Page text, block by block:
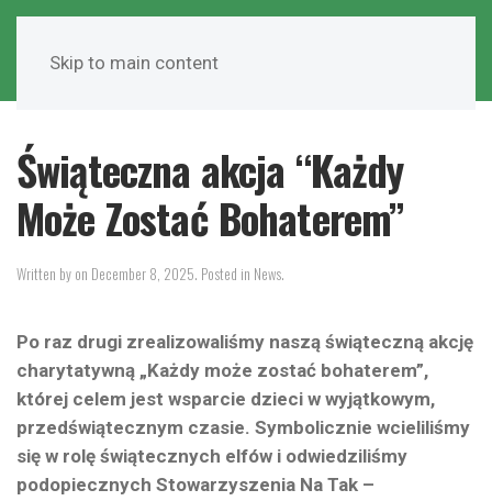
Skip to main content
Świąteczna akcja “Każdy
Może Zostać Bohaterem”
Written by on December 8, 2025. Posted in News.
Po raz drugi zrealizowaliśmy naszą świąteczną akcję
charytatywną „Każdy może zostać bohaterem”,
której celem jest wsparcie dzieci w wyjątkowym,
przedświątecznym czasie. Symbolicznie wcieliliśmy
się w rolę świątecznych elfów i odwiedziliśmy
podopiecznych Stowarzyszenia Na Tak –